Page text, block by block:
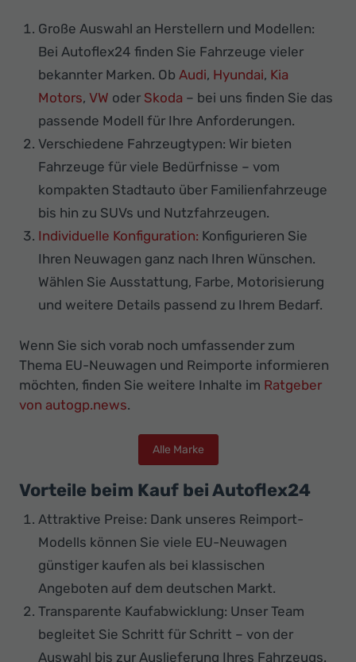
Große Auswahl an Herstellern und Modellen:
Bei Autoflex24 finden Sie Fahrzeuge vieler
bekannter Marken. Ob Audi, Hyundai, Kia
Motors, VW oder Skoda – bei uns finden Sie das
passende Modell für Ihre Anforderungen.
Verschiedene Fahrzeugtypen: Wir bieten
Fahrzeuge für viele Bedürfnisse – vom
kompakten Stadtauto über Familienfahrzeuge
bis hin zu SUVs und Nutzfahrzeugen.
Individuelle Konfiguration: Konfigurieren Sie
Ihren Neuwagen ganz nach Ihren Wünschen.
Wählen Sie Ausstattung, Farbe, Motorisierung
und weitere Details passend zu Ihrem Bedarf.
Wenn Sie sich vorab noch umfassender zum
Thema EU-Neuwagen und Reimporte informieren
möchten, finden Sie weitere Inhalte im Ratgeber
von autogp.news.
Alle Marke
Vorteile beim Kauf bei Autoflex24
Attraktive Preise: Dank unseres Reimport-
Modells können Sie viele EU-Neuwagen
günstiger kaufen als bei klassischen
Angeboten auf dem deutschen Markt.
Transparente Kaufabwicklung: Unser Team
begleitet Sie Schritt für Schritt – von der
Auswahl bis zur Auslieferung Ihres Fahrzeugs.